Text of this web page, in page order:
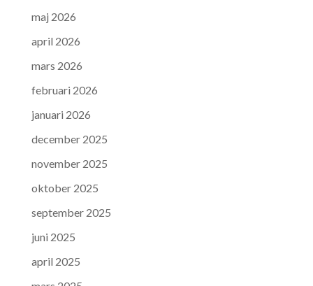
maj 2026
april 2026
mars 2026
februari 2026
januari 2026
december 2025
november 2025
oktober 2025
september 2025
juni 2025
april 2025